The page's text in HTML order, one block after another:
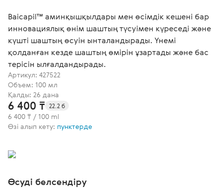
Baicapil™ аминқышқылдары мен өсімдік кешені бар
инновациялық өнім шаштың түсуімен күреседі және
күшті шаштың өсуін ынталандырады. Үнемі
қолданған кезде шаштың өмірін ұзартады және бас
терісін ылғалдандырады.
Артикул: 427522
Объем: 100 мл
Қалды: 26 дана
6 400 ₸ 22.2 б
6 400 ₸ / 100 ml
Өзі алып кету: пунктерде
Өсуді белсендіру